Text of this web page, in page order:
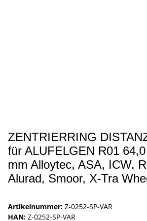
ZENTRIERRING
für ALUFELGEN R01
mm Alloytec, ASA, ICW,
Alurad, Smoor, X-Tra
Artikelnummer: Z-0252-SP-VAR
HAN: Z-0252-SP-VAR